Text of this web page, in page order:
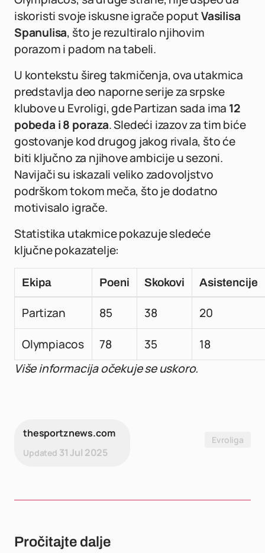
iskoristi svoje iskusne igrače poputVasilisa
Spanulisa, što je rezultiralo njihovim
porazom i padom na tabeli.
U kontekstu šireg takmičenja, ova utakmica
predstavlja deo naporne serije za srpske
klubove u Evroligi, gde Partizan sada ima 12
pobeda i 8 poraza. Sledeći izazov za tim biće
gostovanje kod drugog jakog rivala, što će
biti ključno za njihove ambicije u sezoni.
Navijači su iskazali veliko zadovoljstvo
podrškom tokom meča, što je dodatno
motivisalo igrače.
Statistika utakmice pokazuje sledeće
ključne pokazatelje:
Ekipa Poeni Skokovi Asistencije
Partizan 85 38 20
Olympiacos 78 35
18
Više informacija očekuje se uskoro.
thesportznews.com
Updated 31 Jul 2025
Evroliga
Pročitajte dalje